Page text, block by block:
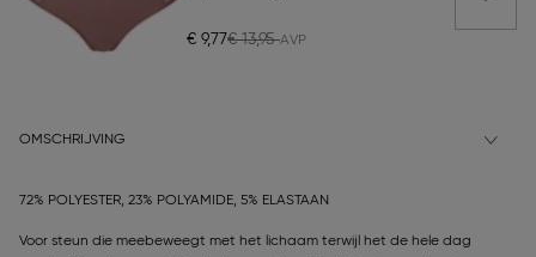
€ 9,77€ 13,95
OMSCHRIJVING
72% POLYESTER, 23% POLYAMIDE, 5% ELASTAAN
Voor steun die meebeweegt met het lichaam terwijl het de hele dag